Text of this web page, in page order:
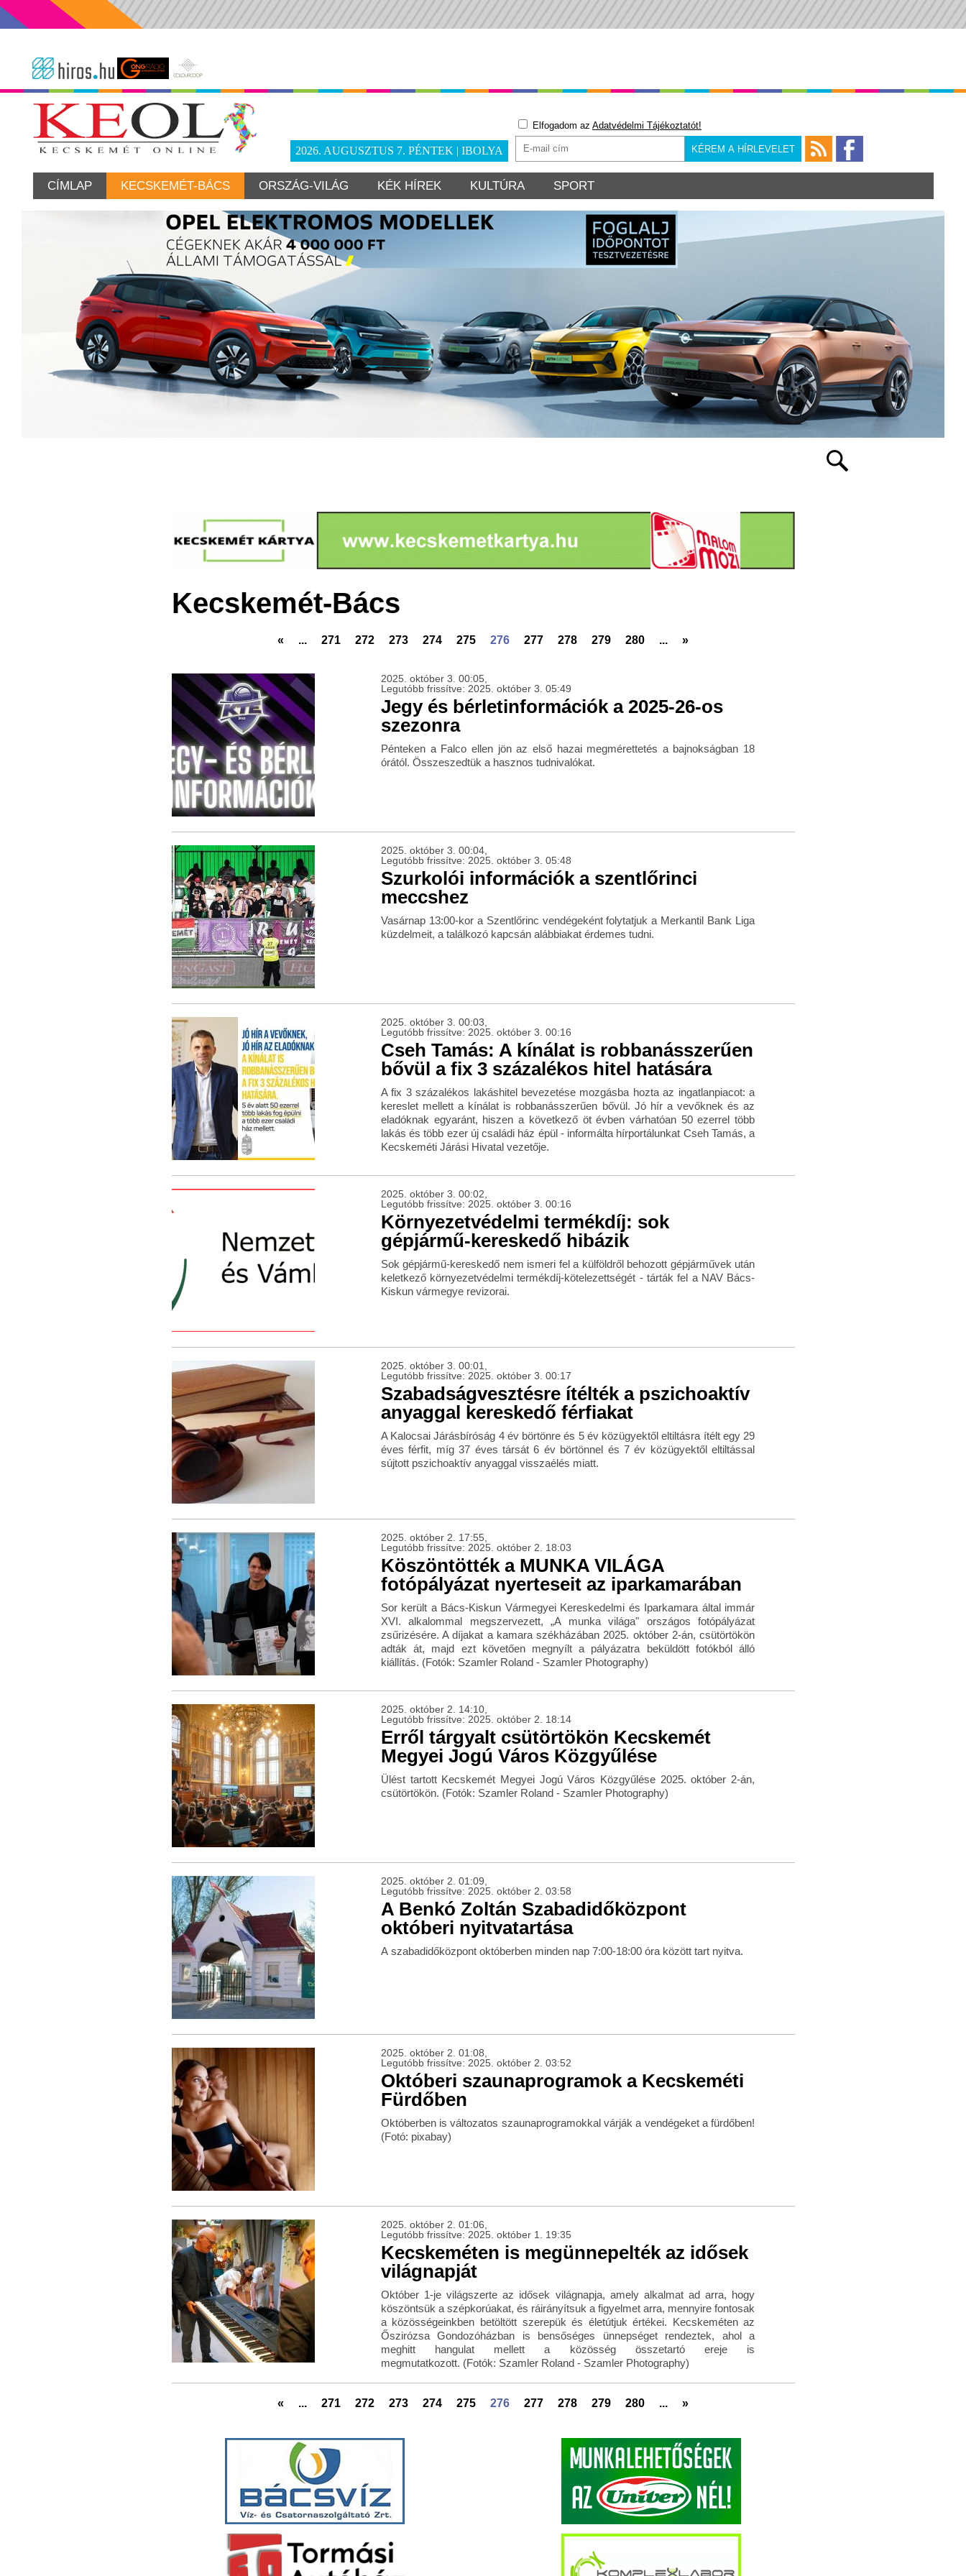
2026. AUGUSZTUS 7. PÉNTEK | IBOLYA
Elfogadom az Adatvédelmi Tájékoztatót!
CÍMLAP KECSKEMÉT-BÁCS ORSZÁG-VILÁG KÉK HÍREK KULTÚRA SPORT
Kecskemét-Bács
« ... 271 272 273 274 275 276 277 278 279 280 ... »
2025. október 3. 00:05,
Legutóbb frissítve: 2025. október 3. 05:49
Jegy és bérletinformációk a 2025-26-os
szezonra
Pénteken a Falco ellen jön az első hazai megmérettetés a bajnokságban 18
órától. Összeszedtük a hasznos tudnivalókat.
2025. október 3. 00:04,
Legutóbb frissítve: 2025. október 3. 05:48
Szurkolói információk a szentlőrinci
meccshez
Vasárnap 13:00-kor a Szentlőrinc vendégeként folytatjuk a Merkantil Bank Liga
küzdelmeit, a találkozó kapcsán alábbiakat érdemes tudni.
2025. október 3. 00:03,
Legutóbb frissítve: 2025. október 3. 00:16
Cseh Tamás: A kínálat is robbanásszerűen
bővül a fix 3 százalékos hitel hatására
A fix 3 százalékos lakáshitel bevezetése mozgásba hozta az ingatlanpiacot: a
kereslet mellett a kínálat is robbanásszerűen bővül. Jó hír a vevőknek és az
eladóknak egyaránt, hiszen a következő öt évben várhatóan 50 ezerrel több
lakás és több ezer új családi ház épül - informálta hírportálunkat Cseh Tamás, a
Kecskeméti Járási Hivatal vezetője.
2025. október 3. 00:02,
Legutóbb frissítve: 2025. október 3. 00:16
Környezetvédelmi termékdíj: sok
gépjármű-kereskedő hibázik
Sok gépjármű-kereskedő nem ismeri fel a külföldről behozott gépjárművek után
keletkező környezetvédelmi termékdíj-kötelezettségét - tárták fel a NAV Bács-
Kiskun vármegye revizorai.
2025. október 3. 00:01,
Legutóbb frissítve: 2025. október 3. 00:17
Szabadságvesztésre ítélték a pszichoaktív
anyaggal kereskedő férfiakat
A Kalocsai Járásbíróság 4 év börtönre és 5 év közügyektől eltiltásra ítélt egy 29
éves férfit, míg 37 éves társát 6 év börtönnel és 7 év közügyektől eltiltással
sújtott pszichoaktív anyaggal visszaélés miatt.
2025. október 2. 17:55,
Legutóbb frissítve: 2025. október 2. 18:03
Köszöntötték a MUNKA VILÁGA
fotópályázat nyerteseit az iparkamarában
Sor került a Bács-Kiskun Vármegyei Kereskedelmi és Iparkamara által immár
XVI. alkalommal megszervezett, „A munka világa" országos fotópályázat
zsűrizésére. A díjakat a kamara székházában 2025. október 2-án, csütörtökön
adták át, majd ezt követően megnyílt a pályázatra beküldött fotókból álló
kiállítás. (Fotók: Szamler Roland - Szamler Photography)
2025. október 2. 14:10,
Legutóbb frissítve: 2025. október 2. 18:14
Erről tárgyalt csütörtökön Kecskemét
Megyei Jogú Város Közgyűlése
Ülést tartott Kecskemét Megyei Jogú Város Közgyűlése 2025. október 2-án,
csütörtökön. (Fotók: Szamler Roland - Szamler Photography)
2025. október 2. 01:09,
Legutóbb frissítve: 2025. október 2. 03:58
A Benkó Zoltán Szabadidőközpont
októberi nyitvatartása
A szabadidőközpont októberben minden nap 7:00-18:00 óra között tart nyitva.
2025. október 2. 01:08,
Legutóbb frissítve: 2025. október 2. 03:52
Októberi szaunaprogramok a Kecskeméti
Fürdőben
Októberben is változatos szaunaprogramokkal várják a vendégeket a fürdőben!
(Fotó: pixabay)
2025. október 2. 01:06,
Legutóbb frissítve: 2025. október 1. 19:35
Kecskeméten is megünnepelték az idősek
világnapját
Október 1-je világszerte az idősek világnapja, amely alkalmat ad arra, hogy
köszöntsük a szépkorúakat, és ráirányítsuk a figyelmet arra, mennyire fontosak
a közösségeinkben betöltött szerepük és életútjuk értékei. Kecskeméten az
Őszirózsa Gondozóházban is bensőséges ünnepséget rendeztek, ahol a
meghitt hangulat mellett a közösség összetartó ereje is
megmutatkozott. (Fotók: Szamler Roland - Szamler Photography)
« ... 271 272 273 274 275 276 277 278 279 280 ... »